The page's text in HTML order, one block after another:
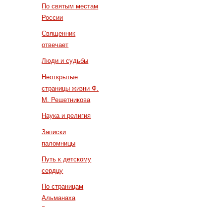
По святым местам
России
Священник
отвечает
Люди и судьбы
Неоткрытые
страницы жизни Ф.
М. Решетникова
Наука и религия
Записки
паломницы
Путь к детскому
сердцу
По страницам
Альманаха